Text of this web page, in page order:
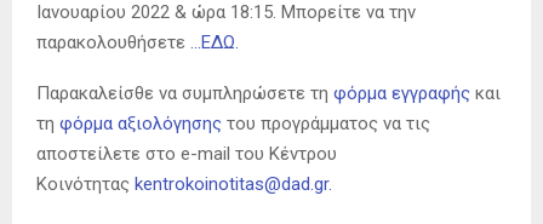
Ιανουαρίου 2022 & ώρα 18:15. Μπορείτε να την
παρακολουθήσετε …ΕΔΩ.
Παρακαλείσθε να συμπληρώσετε τη φόρμα εγγραφής και
τη φόρμα αξιολόγησης του προγράμματος να τις
αποστείλετε στο e-mail του Κέντρου
Κοινότητας kentrokoinotitas@dad.gr.